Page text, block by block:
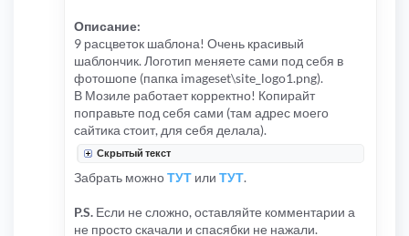
Описание:
9 расцветок шаблона! Очень красивый
шаблончик. Логотип меняете сами под себя в
фотошопе (папка imageset\site_logo1.png).
В Мозиле работает корректно! Копирайт
поправьте под себя сами (там адрес моего
сайтика стоит, для себя делала).
Скрытый текст
Забрать можноТУТ или ТУТ.
P.S. Если не сложно, оставляйте комментарии а
не просто скачали и спасябки не нажали.